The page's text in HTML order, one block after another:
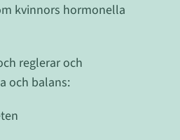
kvinnors hormonella
reglerar och
och balans: